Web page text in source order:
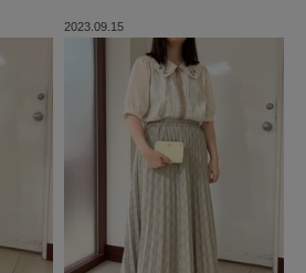
2023.09.15